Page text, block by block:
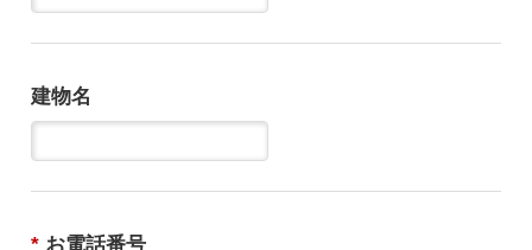
建物名
* お電話番号